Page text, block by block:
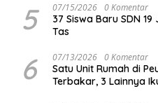
5 07/15/2026 0 Komentar
37 Siswa Baru SDN
Tas
6 07/13/2026 0 Komentar
Satu Unit Rumah di
Terbakar, 3 Lainnya